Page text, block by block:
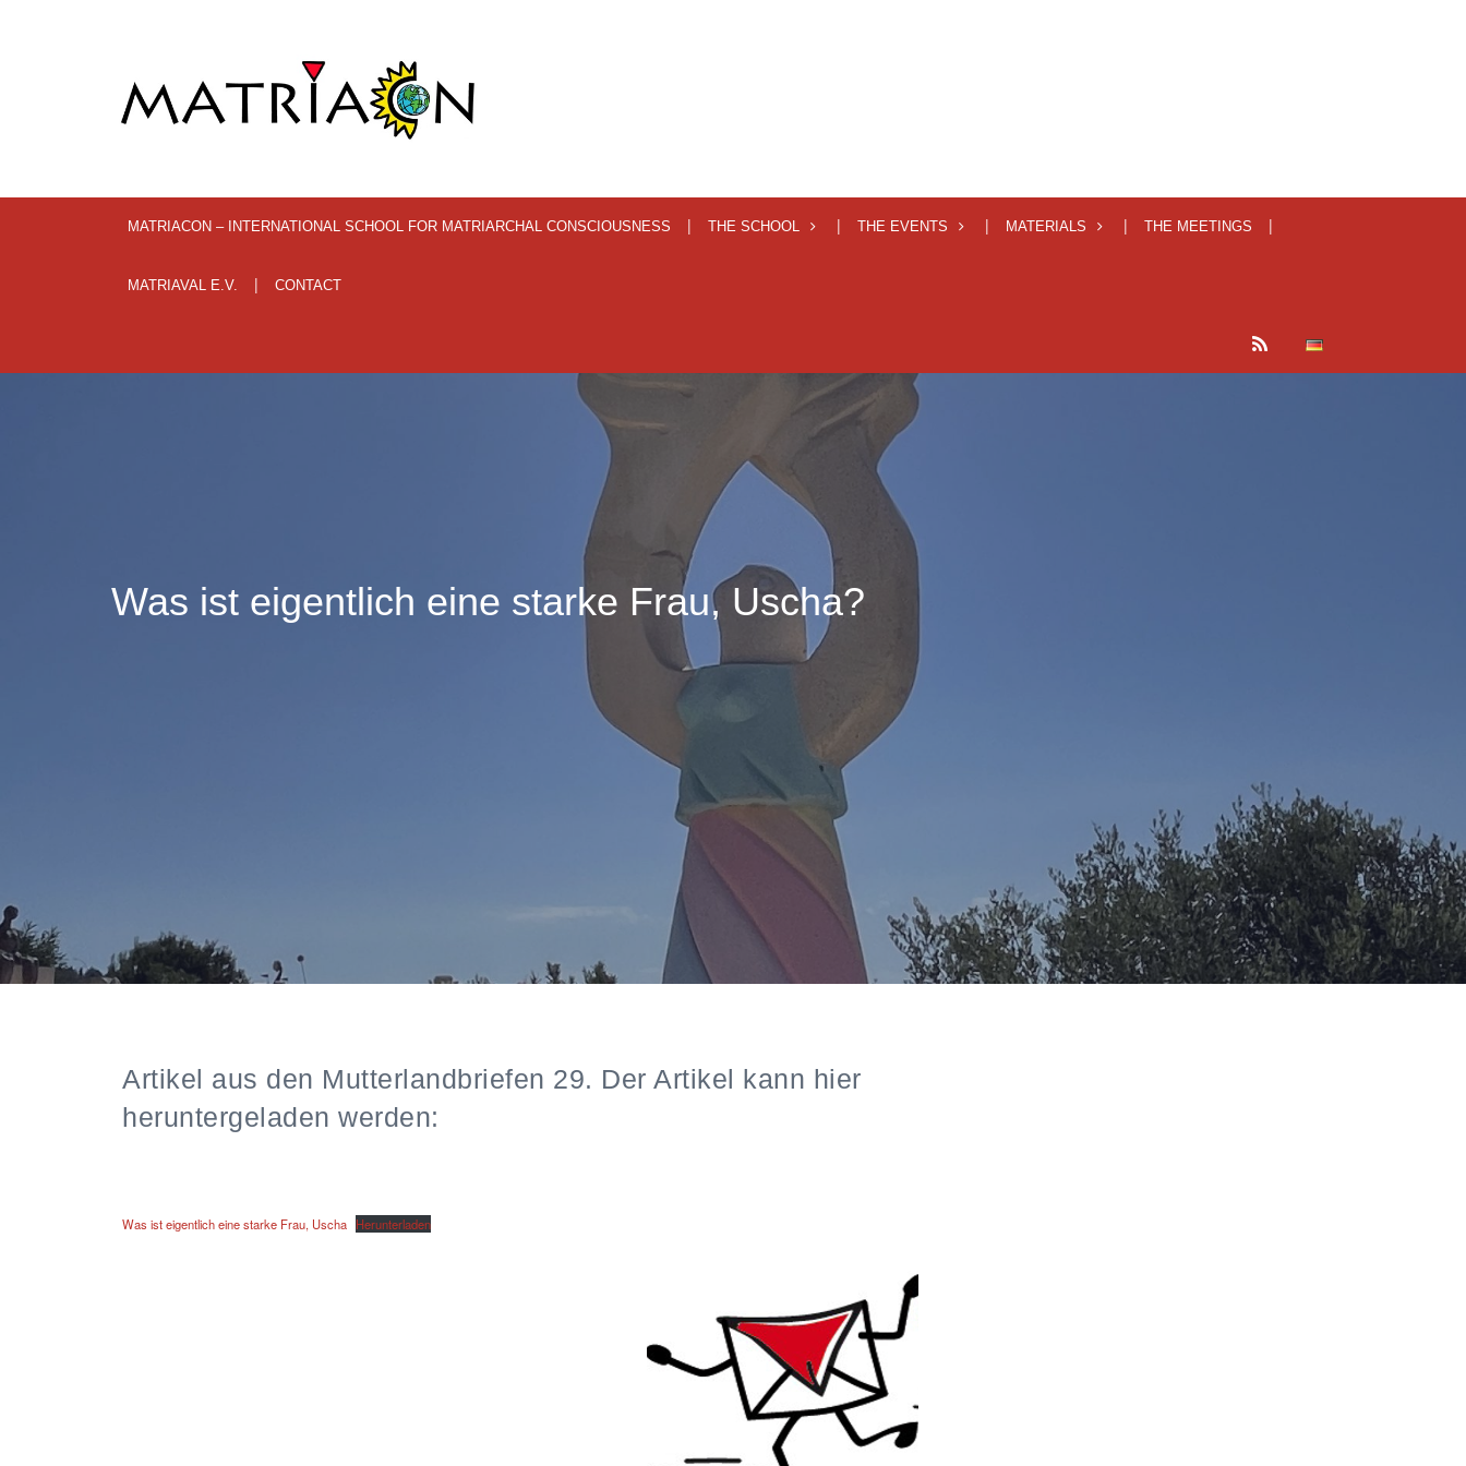
MATRIACON – INTERNATIONAL SCHOOL FOR MATRIARCHAL CONSCIOUSNESS THE SCHOOL THE EVENTS MATERIALS THE MEETINGS
MATRIAVAL E.V. CONTACT
Was ist eigentlich eine starke Frau, Uscha?
Artikel aus den Mutterlandbriefen 29. Der Artikel kann hier
heruntergeladen werden:
Was ist eigentlich eine starke Frau, Uscha Herunterladen